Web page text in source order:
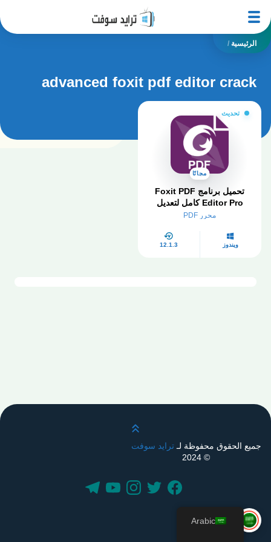
الرئيسية /
advanced foxit pdf editor crack
تحديث
مجانًا
تحميل برنامج Foxit PDF
Editor Pro كامل لتعديل
PDF مجانا 2026محرر PDF
ويندوز 12.1.3
قم بالتمرير لأعلى
جميع الحقوق محفوظة لـترايد سوفت
© 2024
Arabic